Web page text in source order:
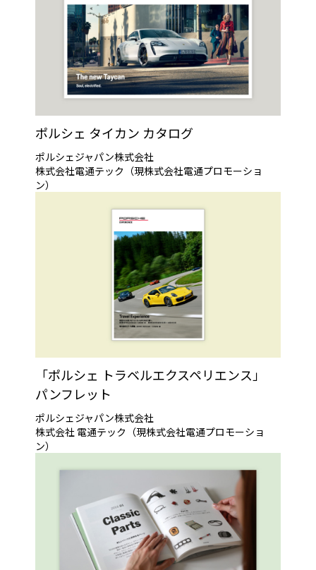
ポルシェ タイカン カタログ
ポルシェジャパン株式会社
株式会社電通テック（現株式会社電通プロモーショ
ン）
「ポルシェ トラベルエクスペリエンス」
パンフレット
ポルシェジャパン株式会社
株式会社 電通テック（現株式会社電通プロモーショ
ン）